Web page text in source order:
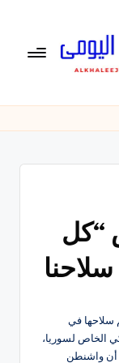
“كل
سلاحها في
الخاص لسوريا،
أن واشنطن